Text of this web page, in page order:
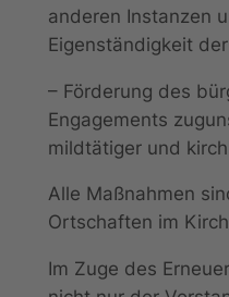
anderen Instanzen
Eigenständigkeit
– Förderung des
Engagements
mildtätiger und
Alle Maßnahmen
Ortschaften im
Im Zuge des